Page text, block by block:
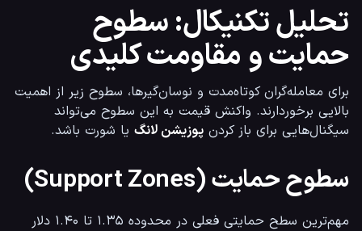
تحلیل تکنیکال: سطوح
حمایت و مقاومت کلیدی
سیگنال‌هایی برای باز کردن
پوزیشن لانگ یا شورت باشد.
سطوح حمایت (Support Zones)